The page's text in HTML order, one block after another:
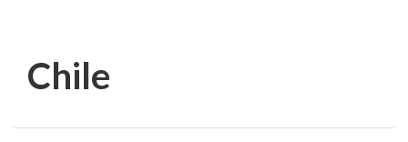
Chile